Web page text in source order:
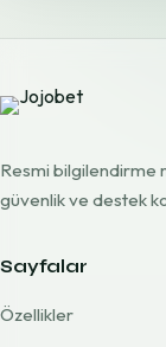
Resmi bilgilendirme
güvenlik ve destek
Sayfalar
Özellikler